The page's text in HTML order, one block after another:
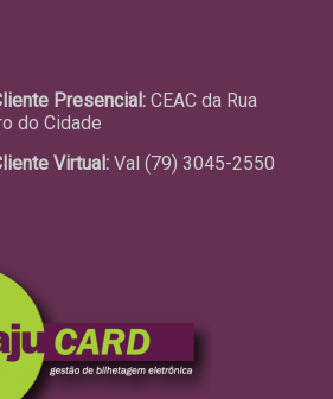
Presencial: CEAC da Rua
do Cidade
Virtual: Val (79) 3045-2550